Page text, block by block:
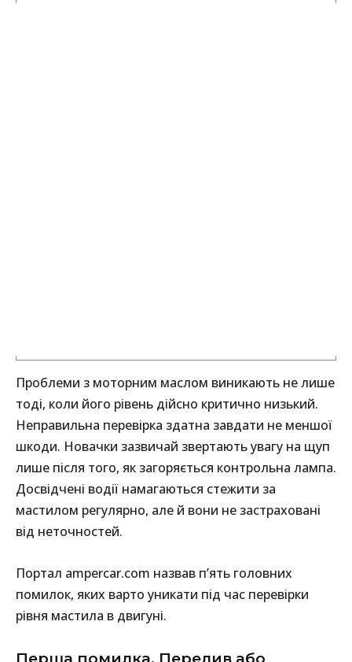
Проблеми з моторним маслом виникають не лише
тоді, коли його рівень дійсно критично низький.
Неправильна перевірка здатна завдати не меншої
шкоди. Новачки зазвичай звертають увагу на щуп
лише після того, як загоряється контрольна лампа.
Досвідчені водії намагаються стежити за
мастилом регулярно, але й вони не застраховані
від неточностей.
Портал ampercar.com назвав п’ять головних
помилок, яких варто уникати під час перевірки
рівня мастила в двигуні.